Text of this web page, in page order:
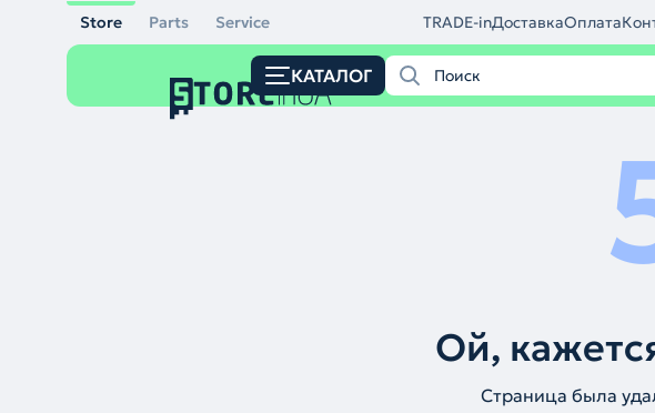
Store Parts Service TRADE-inДоставкаОплата
КАТАЛОГ
Ой,
Страница была